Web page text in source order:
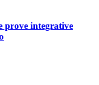
prove integrative